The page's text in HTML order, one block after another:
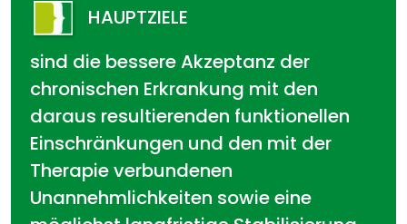
HAUPTZIELE
sind die bessere Akzeptanz der
chronischen Erkrankung mit den
daraus resultierenden funktionellen
Einschränkungen und den mit der
Therapie verbundenen
Unannehmlichkeiten sowie eine